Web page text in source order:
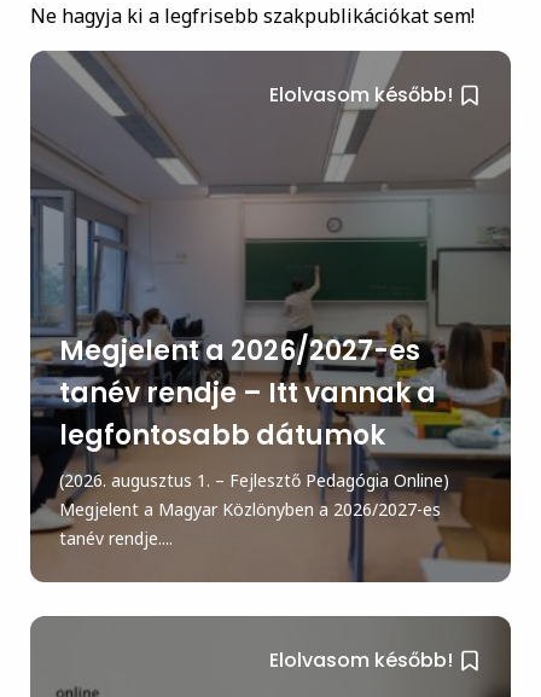
Ne hagyja ki a legfrisebb szakpublikációkat sem!
Elolvasom később!
Megjelent a 2026/2027-es
tanév rendje – Itt vannak a
legfontosabb dátumok
(2026. augusztus 1. – Fejlesztő Pedagógia Online)
Megjelent a Magyar Közlönyben a 2026/2027-es
tanév rendje....
Elolvasom később!